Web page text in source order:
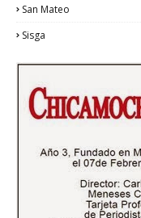
San Mateo
Sisga